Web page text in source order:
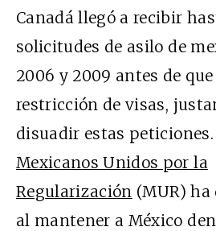
Canadá llegó a recibir
solicitudes de asilo de
2006 y 2009 antes de
restricción de visas,
disuadir estas
Mexicanos Unidos por la
Regularización (MUR) ha
al mantener a México